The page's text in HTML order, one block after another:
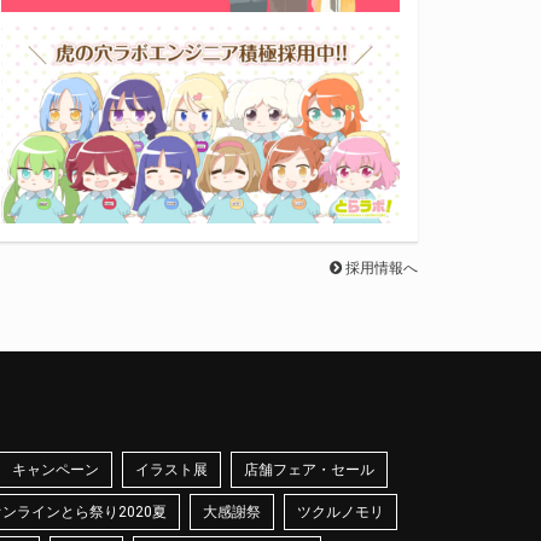
採用情報へ
キャンペーン イラスト展 店舗フェア・セール
ラインとら祭り2020夏 大感謝祭 ツクルノモリ